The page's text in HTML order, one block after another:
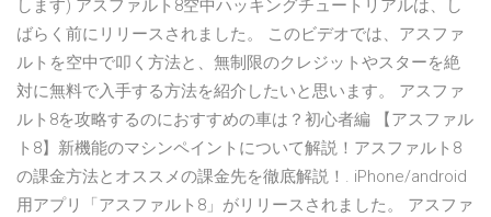
します) アスファルト8空中ハッキングチュートリアルは、し
ばらく前にリリースされました。 このビデオでは、アスファ
ルトを空中で叩く方法と、無制限のクレジットやスターを絶
対に無料で入手する方法を紹介したいと思います。 アスファ
ルト8を攻略するのにおすすめの車は？初心者編 【アスファル
ト8】新機能のマシンペイントについて解説！アスファルト8
の課金方法とオススメの課金先を徹底解説！. iPhone/android
用アプリ「アスファルト8」がリリースされました。 アスファ